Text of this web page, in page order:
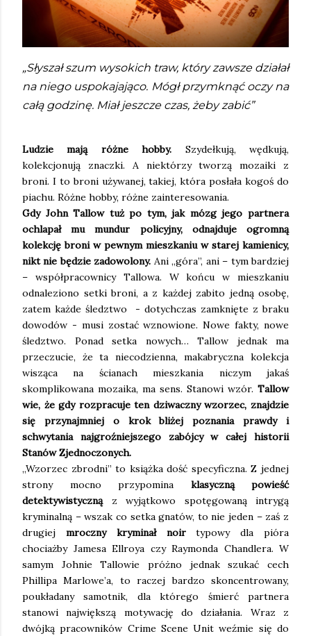
„Słyszał szum wysokich traw, który zawsze działał
na niego uspokajająco. Mógł przymknąć oczy na
całą godzinę. Miał jeszcze czas, żeby zabić”
Ludzie mają różne hobby. Szydełkują, wędkują,
kolekcjonują znaczki. A niektórzy tworzą mozaiki z
broni. I to broni używanej, takiej, która posłała kogoś do
piachu. Różne hobby, różne zainteresowania.
Gdy John Tallow tuż po tym, jak mózg jego partnera
ochlapał mu mundur policyjny, odnajduje ogromną
kolekcję broni w pewnym mieszkaniu w starej kamienicy,
nikt nie będzie zadowolony. Ani „góra”, ani – tym bardziej
– współpracownicy Tallowa. W końcu w mieszkaniu
odnaleziono setki broni, a z każdej zabito jedną osobę,
zatem każde śledztwo - dotychczas zamknięte z braku
dowodów - musi zostać wznowione. Nowe fakty, nowe
śledztwo. Ponad setka nowych… Tallow jednak ma
przeczucie, że ta niecodzienna, makabryczna kolekcja
wisząca na ścianach mieszkania niczym jakaś
skomplikowana mozaika, ma sens. Stanowi wzór. Tallow
wie, że gdy rozpracuje ten dziwaczny wzorzec, znajdzie
się przynajmniej o krok bliżej poznania prawdy i
schwytania najgroźniejszego zabójcy w całej historii
Stanów Zjednoczonych.
„Wzorzec zbrodni” to książka dość specyficzna. Z jednej
strony mocno przypomina klasyczną powieść
detektywistycznąz wyjątkowo spotęgowaną intrygą
kryminalną – wszak co setka gnatów, to nie jeden – zaś z
drugiej mroczny kryminał noirtypowy dla pióra
chociażby Jamesa Ellroya czy Raymonda Chandlera. W
samym Johnie Tallowie próżno jednak szukać cech
Phillipa Marlowe’a, to raczej bardzo skoncentrowany,
poukładany samotnik, dla którego śmierć partnera
stanowi największą motywację do działania. Wraz z
dwójką pracowników Crime Scene Unit weźmie się do